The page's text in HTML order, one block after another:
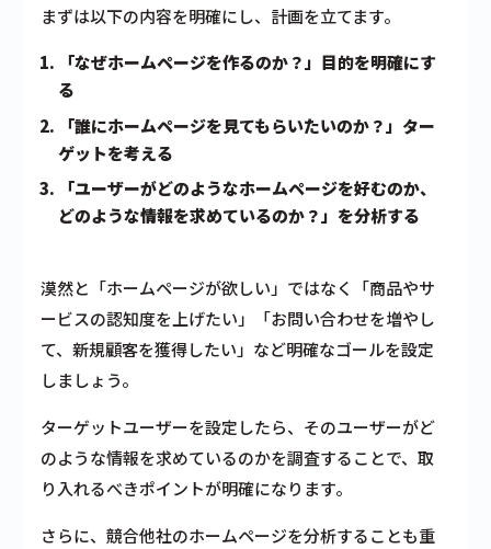
まずは以下の内容を明確にし、計画を立てます。
「なぜホームページを作るのか？」目的を明確にす
る
「誰にホームページを見てもらいたいのか？」ター
ゲットを考える
「ユーザーがどのようなホームページを好むのか、
どのような情報を求めているのか？」を分析する
漠然と「ホームページが欲しい」ではなく「商品やサ
ービスの認知度を上げたい」「お問い合わせを増やし
て、新規顧客を獲得したい」など明確なゴールを設定
しましょう。
ターゲットユーザーを設定したら、そのユーザーがど
のような情報を求めているのかを調査することで、取
り入れるべきポイントが明確になります。
さらに、競合他社のホームページを分析することも重